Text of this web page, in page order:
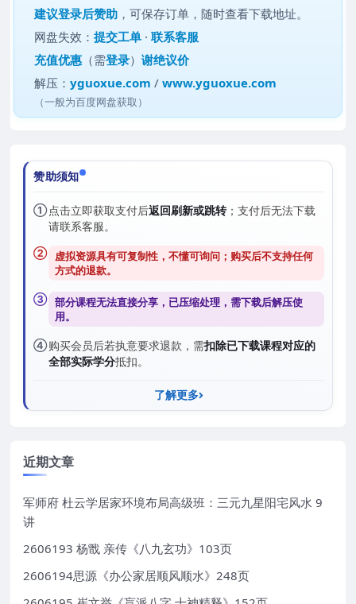
建议登录后赞助 ，可保存订单，随时查看下载地址。
网盘失效：提交工单 ·联系客服
充值优惠 （需登录）谢绝议价
解压：yguoxue.com /www.yguoxue.com
（一般为百度网盘获取）
赞助须知
①点击立即获取支付后返回刷新或跳转；支付后无法下载
请联系客服。
② 虚拟资源具有可复制性，不懂可询问；购买后不支持任何
方式的退款。
③ 部分课程无法直接分享，已压缩处理，需下载后解压使
用。
④购买会员后若执意要求退款，需扣除已下载课程对应的
全部实际学分抵扣。
了解更多
近期文章
军师府 杜云学居家环境布局高级班：三元九星阳宅风水 9
讲
2606193 杨戬 亲传《八九玄功》103页
2606194思源《办公家居顺风顺水》248页